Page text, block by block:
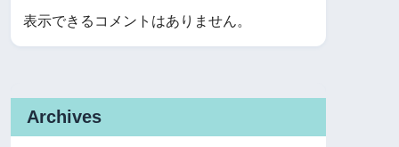
表示できるコメントはありません。
Archives